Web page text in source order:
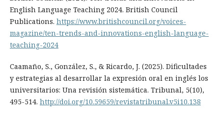
English Language Teaching 2024. British Council
Publications. https://www.britishcouncil.org/voices-
magazine/ten-trends-and-innovations-english-language-
teaching-2024
Caamaño, S., González, S., & Ricardo, J. (2025). Dificultades
y estrategias al desarrollar la expresión oral en inglés los
universitarios: Una revisión sistemática. Tribunal, 5(10),
495-514. http://doi.org/10.59659/revistatribunal.v5i10.138